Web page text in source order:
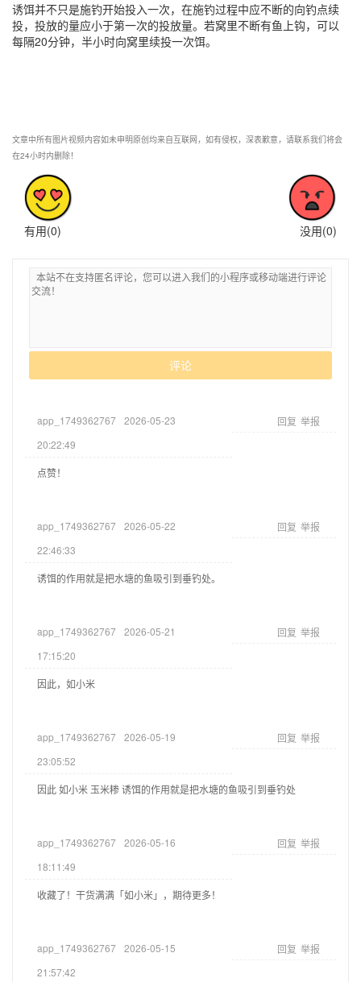
诱饵并不只是施钓开始投入一次，在施钓过程中应不断的向钓点续
投，投放的量应小于第一次的投放量。若窝里不断有鱼上钩，可以
每隔20分钟，半小时向窝里续投一次饵。
文章中所有图片视频内容如未申明原创均来自互联网，如有侵权，深表歉意，请联系我们将会
在24小时内删除！
有用(0) 没用(0)
评论
app_1749362767 2026-05-23
20:22:49
回复 举报
点赞！
app_1749362767 2026-05-22
22:46:33
回复 举报
诱饵的作用就是把水塘的鱼吸引到垂钓处。
app_1749362767 2026-05-21
17:15:20
回复 举报
因此，如小米
app_1749362767 2026-05-19
23:05:52
回复 举报
因此 如小米 玉米糁 诱饵的作用就是把水塘的鱼吸引到垂钓处
app_1749362767 2026-05-16
18:11:49
回复 举报
收藏了！干货满满「如小米」，期待更多！
app_1749362767 2026-05-15
21:57:42
回复 举报